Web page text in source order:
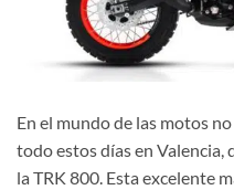
En el mundo de las motos
todo estos días en Valencia,
la TRK 800. Esta excelente